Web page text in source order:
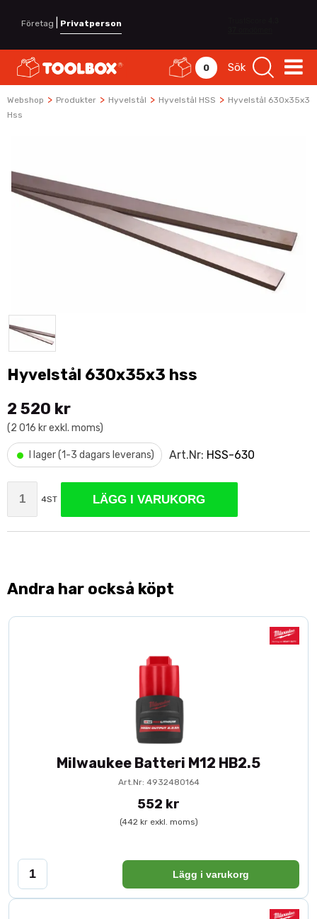
Företag Privatperson
0 Sök
Webshop > Produkter > Hyvelstål > Hyvelstål HSS > Hyvelstål 630x35x3
Hss
Hyvelstål 630x35x3 hss
2 520 kr
(2 016 kr exkl. moms)
• I lager (1-3 dagars leverans) Art.Nr: HSS-630
4ST LÄGG I VARUKORG
Andra har också köpt
Milwaukee Batteri M12 HB2.5
Art.Nr: 4932480164
552 kr
(442 kr exkl. moms)
Lägg i varukorg